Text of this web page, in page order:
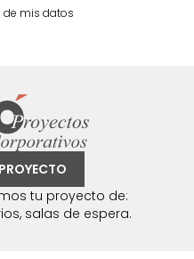
de mis datos
tu proyecto de:
salas de espera.